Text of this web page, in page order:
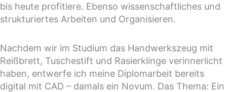
bis heute profitiere. Ebenso wissenschaftliches und
strukturiertes Arbeiten und Organisieren.
Nachdem wir im Studium das Handwerkszeug mit
Reißbrett, Tuschestift und Rasierklinge verinnerlicht
haben, entwerfe ich meine Diplomarbeit bereits
digital mit CAD – damals ein Novum. Das Thema: Ein